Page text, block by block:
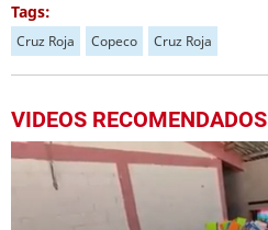
Tags:
Cruz Roja Copeco Cruz Roja
VIDEOS RECOMENDADOS